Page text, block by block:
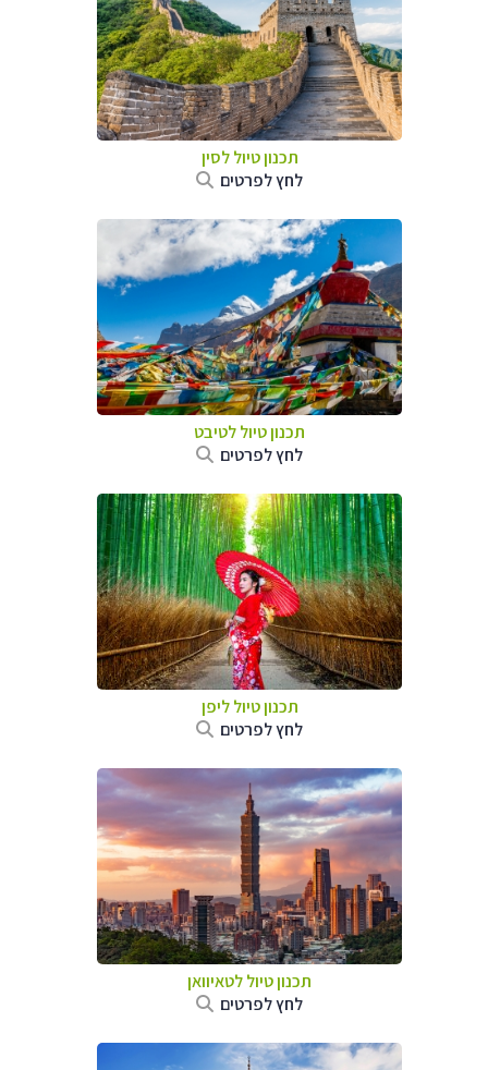
תכנון טיוללסין
לחץ לפרטים
תכנון טיוללטיבט
לחץ לפרטים
תכנון טיולליפן
לחץ לפרטים
תכנון טיוללטאיוואן
לחץ לפרטים